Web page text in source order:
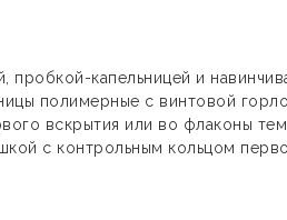
пробкой-капельницей и
полимерные с винтовой
вскрытия или во флаконы
с контрольным кольцом